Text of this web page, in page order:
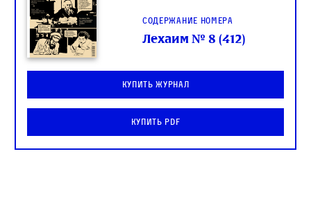
Содержание номера
Лехаим № 8 (412)
Купить журнал
Купить PDF